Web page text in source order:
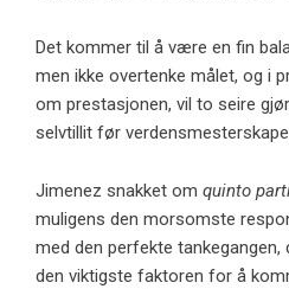
Det kommer til å være en fin
men ikke overtenke målet, og i
om prestasjonen, vil to seire
selvtillit før
Jimenez snakket om quinto
muligens den morsomste
med den perfekte
den viktigste faktoren for å